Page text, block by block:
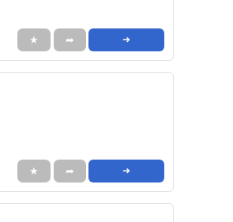
★ ➦ ➜
★ ➦ ➜